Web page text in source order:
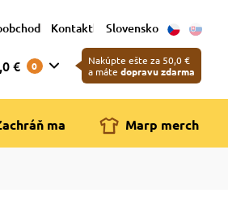
Kontakt Slovensko
€ 0
Nakúpte ešte za 50,0 €
a máte dopravu zdarma
ma Marp merch